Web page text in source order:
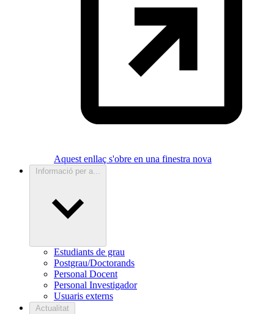
Aquest enllaç s'obre en una finestra nova
Informació per a...
Estudiants de grau
Postgrau/Doctorands
Personal Docent
Personal Investigador
Usuaris externs
Actualitat